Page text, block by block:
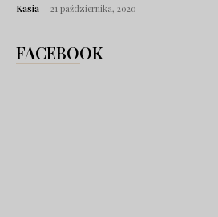
Kasia - 21 października, 2020
FACEBOOK